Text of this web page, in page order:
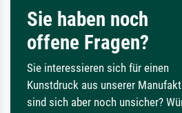
Sie haben noch
offene Fragen?
Sie interessieren sich für einen
Kunstdruck aus unserer
sind sich aber noch unsicher?